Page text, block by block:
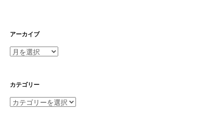
アーカイブ
ア
イ
カテゴリー
カ